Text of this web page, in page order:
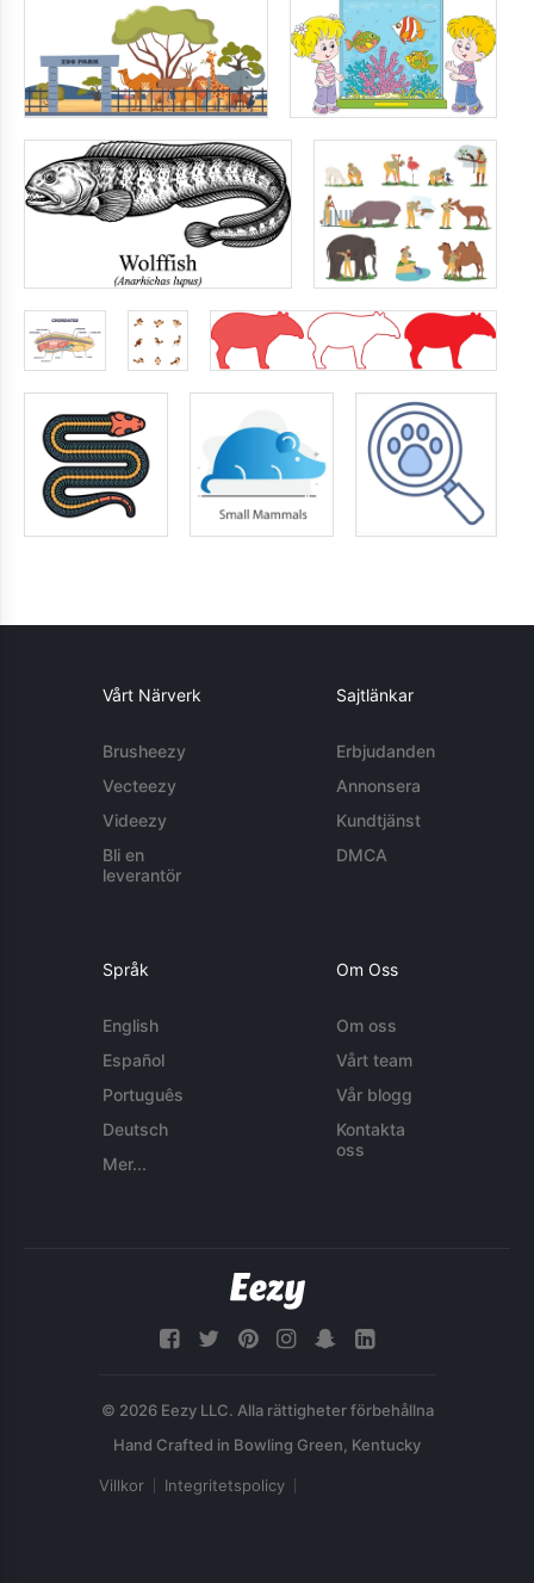
Vårt Närverk
Brusheezy
Vecteezy
Videezy
Bli en
leverantör
Sajtlänkar
Erbjudanden
Annonsera
Kundtjänst
DMCA
Språk
English
Español
Português
Deutsch
Mer...
Om Oss
Om oss
Vårt team
Vår blogg
Kontakta
oss
© 2026 Eezy LLC. Alla rättigheter förbehållna
Villkor Integritetspolicy